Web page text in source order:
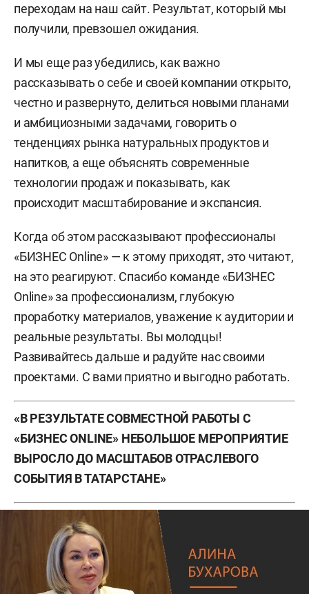
переходам на наш сайт. Результат, который мы
получили, превзошел ожидания.
И мы еще раз убедились, как важно
рассказывать о себе и своей компании открыто,
честно и развернуто, делиться новыми планами
и амбициозными задачами, говорить о
тенденциях рынка натуральных продуктов и
напитков, а еще объяснять современные
технологии продаж и показывать, как
происходит масштабирование и экспансия.
Когда об этом рассказывают профессионалы
«БИЗНЕС Online» — к этому приходят, это читают,
на это реагируют. Спасибо команде «БИЗНЕС
Online» за профессионализм, глубокую
проработку материалов, уважение к аудитории и
реальные результаты. Вы молодцы!
Развивайтесь дальше и радуйте нас своими
проектами. С вами приятно и выгодно работать.
«В РЕЗУЛЬТАТЕ СОВМЕСТНОЙ РАБОТЫ С
«БИЗНЕС ONLINE» НЕБОЛЬШОЕ МЕРОПРИЯТИЕ
ВЫРОСЛО ДО МАСШТАБОВ ОТРАСЛЕВОГО
СОБЫТИЯ В ТАТАРСТАНЕ»